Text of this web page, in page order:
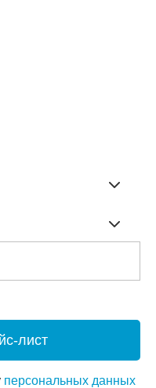
лист
персональных данных